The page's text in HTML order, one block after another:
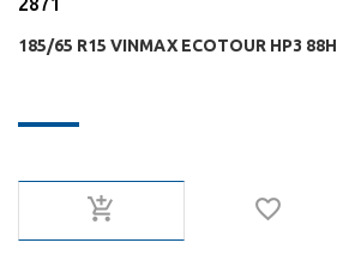
185/65 R15 VINMAX ECOTOUR HP3 88H